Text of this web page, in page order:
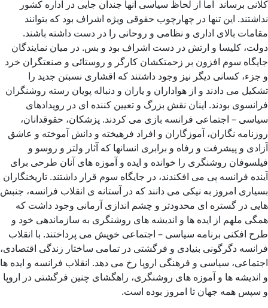
کلانی برساند اما از لحاظ سیاسی آنها جندان جایی در اداره کشور
نداشتند. این تنها در چهارچوب حقوقی ویژه اشراف بود که بتوانند
مقامات بالای اداری و نظامی و روحانی را در دست داشته باشند.
دولت، کلیسا و ارتش در دست اشراف بود و بس. در میان نمایندگان
جایگاه سوم افزون بر زحمتکشان کارگر و روستائی و صنعتگران خرد
و جزء، کسانی دیگر نیز وجود داشتند که اقشاری نسبتن جدید را
تشکیل می دادند و از هواداران و یاران و دنباله پویان رسته روشنگران
فرانسوی بودند. اینان نقش بزرگ و تعیین کننده ای در رویدادهای
سیاسی – اجتماعی فرانسه بازی می کردند. پزشکان، حقوقدانان،
روزنامه نگاران، آموزگاران و افراد فرهیخته و دانش آموخته و عاشق
آزادی و پیشرفت و رفاه و برابری انسانها که آثار ولتر و روسو و
فیلسوفان روشنگری را خوانده و ایده و آموزه های آنان طرحی برای
آینده فرانسه پی می افکندند، در جایگاه سوم قرار داشتند. تاریخنگاران
بسیاری امروز به نیکی می دانند که در آستانه ی انقلاب فرانسه، جنبش
هایی در گستره ای محدودتر و چشم اندازی آرمانی وجود داشت که
همگی ملهم از ایده ها و اندیشه های روشنگری به سازماندهی خود و
طرح افکنی برنامه سیاسی – اجتماعی خویش می پرداختند. با انقلاب
فرانسه دگرگونی بنیادی و فرگشتی در تمامی ساختار زندگی اقتصادی،
اجتماعی، سیاسی و فرهنگی اروپا رخ می دهد. انقلاب فرانسه و ایده ها
و اندیشه ها و آموزه های روشنگری، راهگشای چنین فرگشتی در اروپا
و سپس همه جهان تا امروز بوده است.